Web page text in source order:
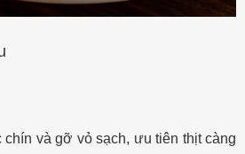
và gỡ vỏ sạch, ưu tiên thịt càng